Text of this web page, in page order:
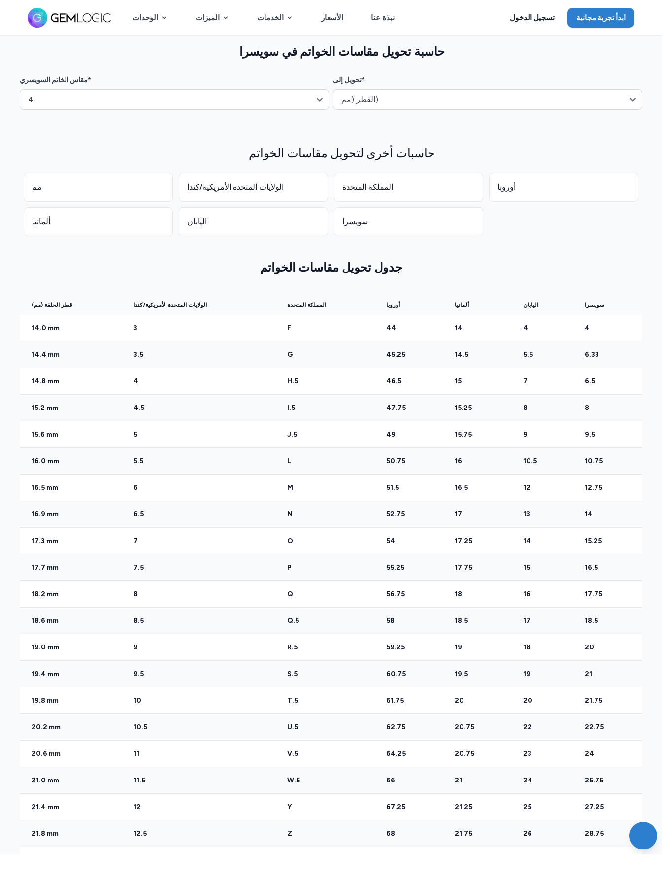
الوحدات الميزات الخدمات الأسعار نبذة عنا تسجيل الدخول ابدأ تجربة مجانية
حاسبة تحويل مقاسات الخواتم في سويسرا
مقاس الخاتم السويسري* تحويل إلى*
حاسبات أخرى لتحويل مقاسات الخواتم
مم الولايات المتحدة الأمريكية/كندا المملكة المتحدة أوروبا
ألمانيا اليابان سويسرا
جدول تحويل مقاسات الخواتم
قطر الحلقة (مم) الولايات المتحدة الأمريكية/كندا المملكة المتحدة أوروبا ألمانيا اليابان سويسرا
14.0 mm 3 F 44 14 4 4
14.4 mm 3.5 G 45.25 14.5 5.5 6.33
14.8 mm 4 H.5 46.5 15 7 6.5
15.2 mm 4.5 I.5 47.75 15.25 8 8
15.6 mm 5 J.5 49 15.75 9 9.5
16.0 mm 5.5 L 50.75 16 10.5 10.75
16.5 mm 6 M 51.5 16.5 12 12.75
16.9 mm 6.5 N 52.75 17 13 14
17.3 mm 7 O 54 17.25 14 15.25
17.7 mm 7.5 P 55.25 17.75 15 16.5
18.2 mm 8 Q 56.75 18 16 17.75
18.6 mm 8.5 Q.5 58 18.5 17 18.5
19.0 mm 9 R.5 59.25 19 18 20
19.4 mm 9.5 S.5 60.75 19.5 19 21
19.8 mm 10 T.5 61.75 20 20 21.75
20.2 mm 10.5 U.5 62.75 20.75 22 22.75
20.6 mm 11 V.5 64.25 20.75 23 24
21.0 mm 11.5 W.5 66 21 24 25.75
21.4 mm 12 Y 67.25 21.25 25 27.25
21.8 mm 12.5 Z 68 21.75 26 28.75